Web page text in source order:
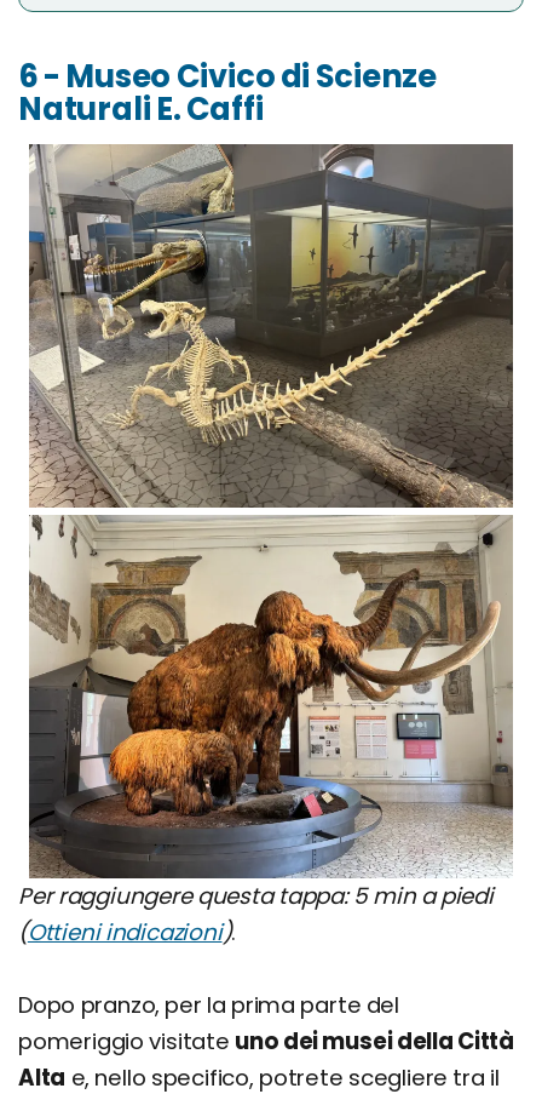
6 - Museo Civico di Scienze
Naturali E. Caffi
Per raggiungere questa tappa: 5 min a piedi
(Ottieni indicazioni).
Dopo pranzo, per la prima parte del
pomeriggio visitate uno dei musei della Città
Alta e, nello specifico, potrete scegliere tra il